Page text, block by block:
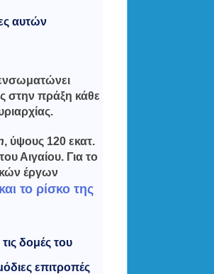
αυτών
στην πράξη κάθε
, ύψους 120 εκατ.
Αιγαίου. Για το
έργων
το ρίσκο της
δομές του
επιτροπές